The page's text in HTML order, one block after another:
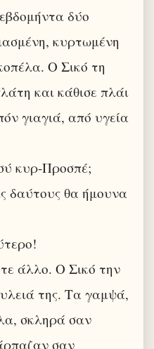
δύο
κυρτωμένη
Ο Σικό τη
και κάθισε πλάι
γιαγιά, από υγεία
κυρ-Προσπέ;
δαύτους θα ήμουνα
άλλο. Ο Σικό την
της. Τα γαμψά,
σκληρά σαν
σαν